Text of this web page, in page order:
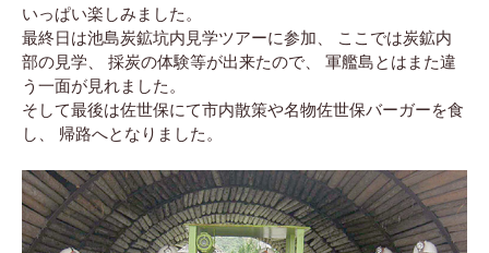
いっぱい楽しみました。
最終日は池島炭鉱坑内見学ツアーに参加、 ここでは炭鉱内
部の見学、 採炭の体験等が出来たので、 軍艦島とはまた違
う一面が見れました。
そして最後は佐世保にて市内散策や名物佐世保バーガーを食
し、 帰路へとなりました。